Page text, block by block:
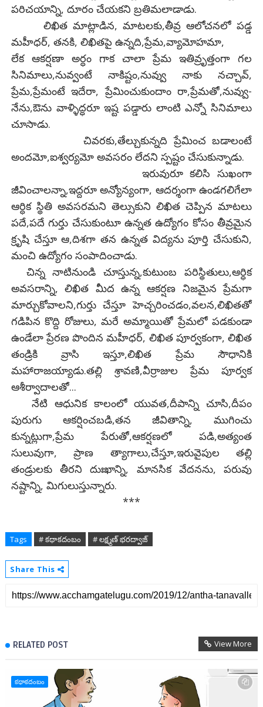
పరిచయాన్ని, దూరం చేయకని బ్రతిమలాడాడు.
లిఖిత మాట్లాడిన, మాటలకు,తీవ్ర ఆలోచనలో పడ్డ
మహీధర్, తనకి, లిఖితపై ఉన్నది,ప్రేమ,వ్యామోహమా,
లేక ఆకర్షణా అర్ధం గాక చాలా ప్రేమ ఇతివ్రృత్తంగా గల
సినిమాలు,నువ్వంటే నాకిష్టం,నువ్వు నాకు నచ్చావ్,
ప్రేమ,ప్రేమంటే ఇదేరా, ప్రేమించుకుందాం రా,ప్రేమతో,నువ్వు-
నేను,ఔను వాళ్ళిద్ధరూ ఇష్ట పడ్డారు లాంటి ఎన్నో సినిమాలు
చూసాడు.
చివరకు,తేల్చుకున్నది ప్రేమించ బడాలంటే
అందమో,ఐశ్వర్యమో అవసరం లేదని స్పష్టం చేసుకున్నాడు.
ఇరువురూ కలిసి సుఖంగా
జీవించాలన్నా,ఇద్దరూ అన్యోన్యంగా, ఆదర్శంగా ఉండగలిగేలా
ఆర్ధిక స్థితి అవసరమని తెల్సుకుని లిఖిత చెప్పిన మాటలు
పదే,పదే గుర్తు చేసుకుంటూ ఉన్నత ఉద్యోగం కోసం తీవ్రమైన
క్రృషి చేస్తూ ఆ,దిశగా తన ఉన్నత విద్యను పూర్తి చేసుకుని,
మంచి ఉద్యోగం సంపాదించాడు.
చిన్న నాటినుండి చూస్తున్న,కుటుంబ పరిస్థితులు,ఆర్ధిక
అవసరాన్ని, లిఖిత మీద ఉన్న ఆకర్షణ నిజమైన ప్రేమగా
మార్చుకోవాలని,గుర్తు చేస్తూ హెచ్చరించడం,వలన,లిఖితతో
గడిపిన కొద్ది రోజులు, మరే అమ్మాయితో ప్రేమలో పడకుండా
ఉండేలా ప్రేరణ పొందిన మహీధర్, లిఖిత పూర్వకంగా, లిఖిత
తండ్రికి వ్రాసి ఇస్తూ,లిఖిత ప్రేమ సౌధానికి
మహారాజయ్యాడు.తల్లి శ్రావణి,వీర్రాజుల ప్రేమ పూర్వక
ఆశీర్వాదాలతో...
నేటి ఆధునిక కాలంలో యువత,దీపాన్ని చూసి,దీపం
పురుగు ఆకర్షించబడి,తన జీవితాన్ని, ముగించు
కున్నట్లుగా,ప్రేమ పేరుతో,ఆకర్షణలో పడి,అత్యంత
సులువుగా, ప్రాణ త్యాగాలు,చేస్తూ,ఇరువైపుల తల్లి
తండ్రులకు తీరని దుఃఖాన్ని, మానసిక వేదనను, పరువు
నష్టాన్ని, మిగులుస్తున్నారు.
***
Tags # కథాకదంబం # లక్ష్మణ్ భరద్వాజ్
Share This
RELATED POST View More
కథాకదంబం